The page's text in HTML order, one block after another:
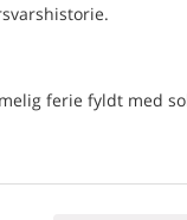
ferie fyldt med